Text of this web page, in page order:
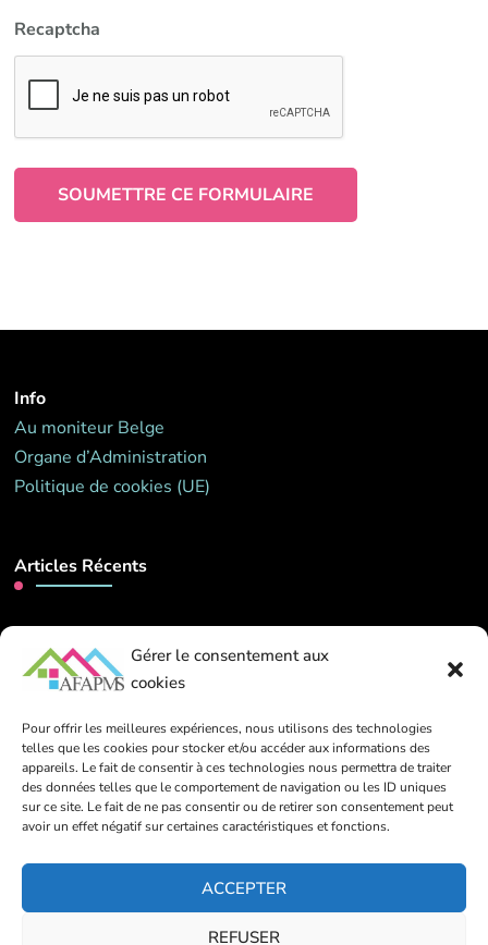
Gérer le consentement aux
cookies
Pour offrir les meilleures expériences, nous utilisons des technologies
telles que les cookies pour stocker et/ou accéder aux informations des
appareils. Le fait de consentir à ces technologies nous permettra de traiter
des données telles que le comportement de navigation ou les ID uniques
sur ce site. Le fait de ne pas consentir ou de retirer son consentement peut
avoir un effet négatif sur certaines caractéristiques et fonctions.
ACCEPTER
REFUSER
Recaptcha
Info
Au moniteur Belge
Organe d’Administration
Politique de cookies (UE)
Articles Récents
l’accompagnement ». Mardi 26 mai 2026 de 14h00 à
16h00
Contact
39 rue de Dinant, 1000 Bruxelles